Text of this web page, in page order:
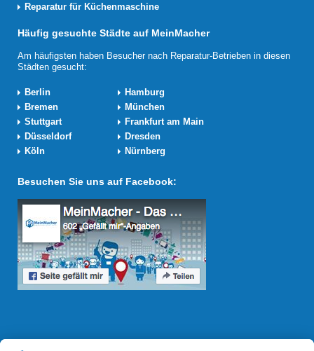
Reparatur für Küchenmaschine
Häufig gesuchte Städte auf MeinMacher
Am häufigsten haben Besucher nach Reparatur-Betrieben in diesen
Städten gesucht:
Berlin
Hamburg
Bremen
München
Stuttgart
Frankfurt am Main
Düsseldorf
Dresden
Köln
Nürnberg
Besuchen Sie uns auf Facebook:
Reparatur Revolution